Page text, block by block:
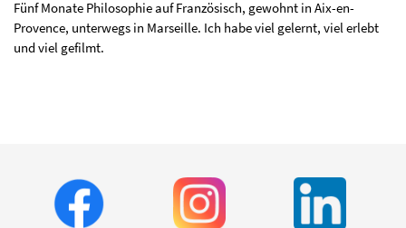
Fünf Monate Philosophie auf Französisch, gewohnt in Aix-en-
Provence, unterwegs in Marseille. Ich habe viel gelernt, viel erlebt
und viel gefilmt.